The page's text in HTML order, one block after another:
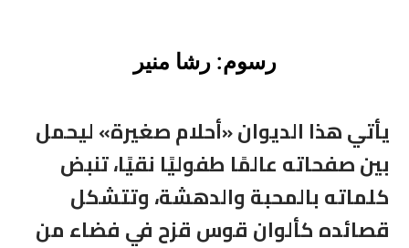
رسوم: رشا منير
يأتي هذا الديوان «أحلام صغيرة» ليحمل
بين صفحاته عالمًا طفوليًا نقيًا، تنبض
كلماته بالمحبة والدهشة، وتتشكل
قصائده كألوان قوس قزح في فضاء من